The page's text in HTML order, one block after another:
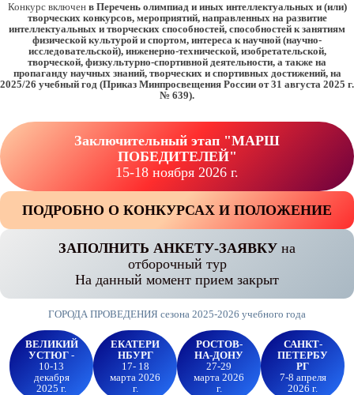
Конкурс включен в Перечень олимпиад и иных интеллектуальных и (или)
творческих конкурсов, мероприятий, направленных на развитие
интеллектуальных и творческих способностей, способностей к занятиям
физической культурой и спортом, интереса к научной (научно-
исследовательской), инженерно-технической, изобретательской,
творческой, физкультурно-спортивной деятельности, а также на
пропаганду научных знаний, творческих и спортивных достижений, на
2025/26 учебный год (Приказ Минпросвещения России от 31 августа 2025 г.
№ 639).
Заключительный этап "МАРШ
ПОБЕДИТЕЛЕЙ"
15-18 ноября 2026 г.
ПОДРОБНО О КОНКУРСАХ И ПОЛОЖЕНИЕ
ЗАПОЛНИТЬ АНКЕТУ-ЗАЯВКУ на
отборочный тур
На данный момент прием закрыт
ГОРОДА ПРОВЕДЕНИЯ сезона 2025-2026 учебного года
ВЕЛИКИЙ
УСТЮГ -
10-13
декабря
2025 г.
ЕКАТЕРИ
НБУРГ
17- 18
марта 2026
г.
РОСТОВ-
НА-ДОНУ
27-29
марта 2026
г.
САНКТ-
ПЕТЕРБУ
РГ
7-8 апреля
2026 г.